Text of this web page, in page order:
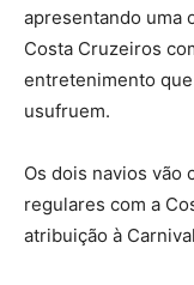
apresentando uma
Costa Cruzeiros
entretenimento
usufruem.
Os dois navios vão
regulares com a
atribuição à